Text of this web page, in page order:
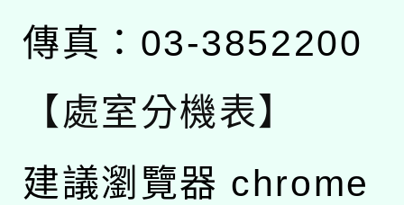
傳真：03-3852200
【處室分機表】
建議瀏覽器 chrome